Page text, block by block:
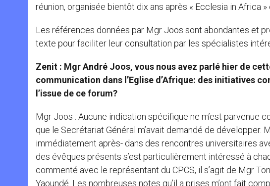
réunion, organisée bientôt dix ans après « Ecclesia in Africa
Les références données par Mgr Joos sont abondantes et
texte pour faciliter leur consultation par les spécialistes
Zenit : Mgr André Joos, vous nous avez parlé hier de
communication dans l’Eglise d’Afrique: des initiatives
l’issue de ce forum?
Mgr Joos : Aucune indication spécifique ne m’est parvenue
que le Secrétariat Général m’avait demandé de développer.
immédiatement après- dans des rencontres universitaires
des évêques présents s’est particulièrement intéressé à
commenté avec le représentant du CPCS, il s’agit de Mgr
Yaoundé. Les nombreuses notes qu’il a prises m’ont fait